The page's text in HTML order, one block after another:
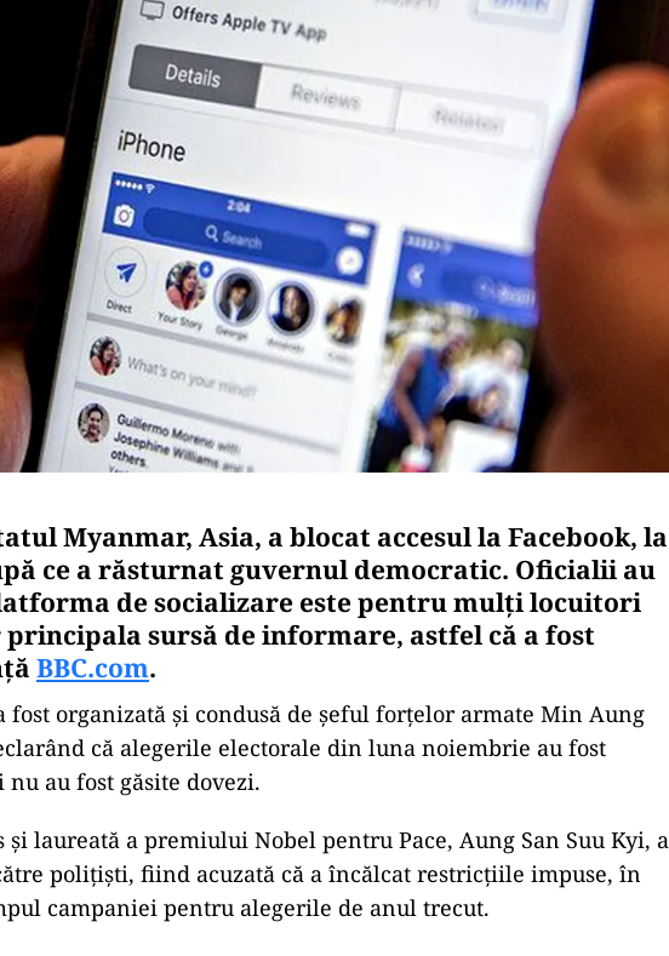
Myanmar, Asia, a blocat accesul la Facebook, la
ce a răsturnat guvernul democratic. Oficialii au
de socializare este pentru mulți locuitori
sursă de informare, astfel că a fost
BBC.com.
fost organizată și condusă de șeful forțelor armate Min Aung
că alegerile electorale din luna noiembrie au fost
nu au fost găsite dovezi.
și laureată a premiului Nobel pentru Pace, Aung San Suu Kyi, a
polițiști, fiind acuzată că a încălcat restricțiile impuse, în
campaniei pentru alegerile de anul trecut.